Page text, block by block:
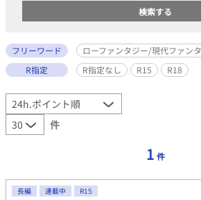
フリーワード
ローファンタジー/現代ファン
R指定
R指定なし R15 R18
件
1 件
長編 連載中 R15